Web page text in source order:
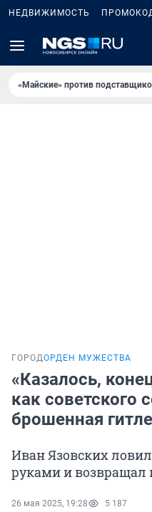
НЕДВИЖИМОСТЬ
«Майские» против
ГОРОДОРДЕН МУЖЕСТВА
«Казалось,
как советского
брошенная
Иван Язовских
руками и возвращал
26 мая 2025, 19:28 5 187